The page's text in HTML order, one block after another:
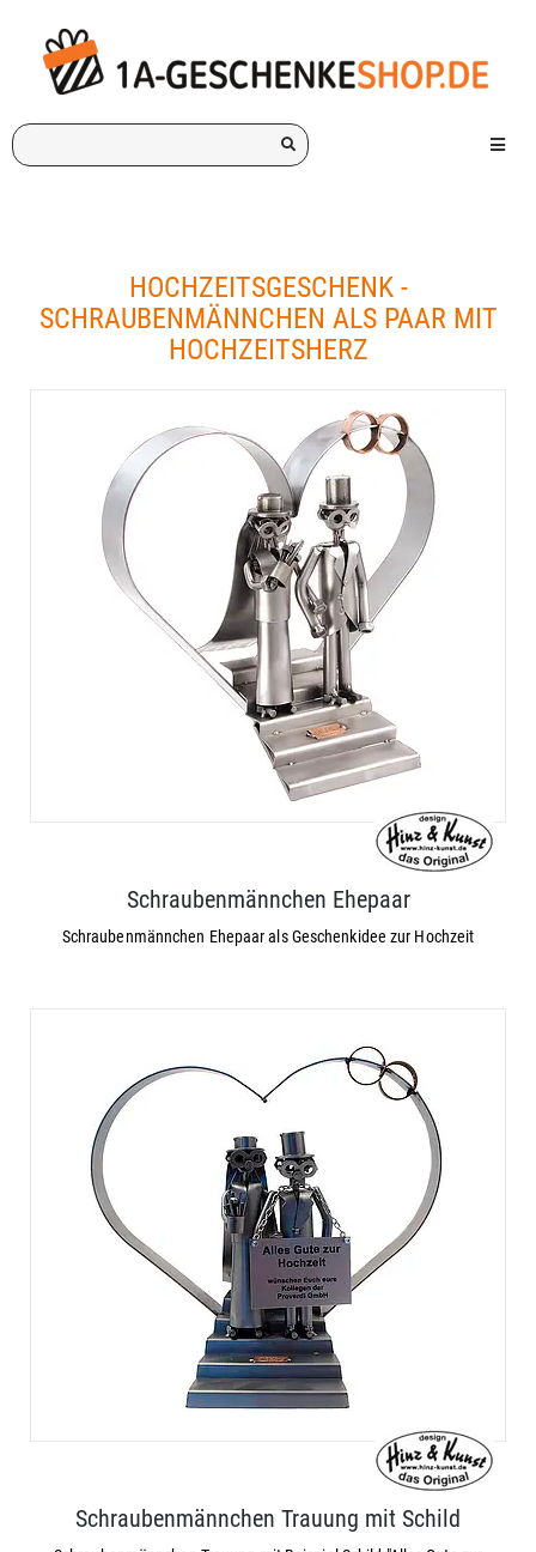
Ich
suche
Menü
HOCHZEITSGESCHENK -
SCHRAUBENMÄNNCHEN ALS PAAR MIT
HOCHZEITSHERZ
Schraubenmännchen Ehepaar
Schraubenmännchen Ehepaar als Geschenkidee zur Hochzeit
Schraubenmännchen Trauung mit Schild